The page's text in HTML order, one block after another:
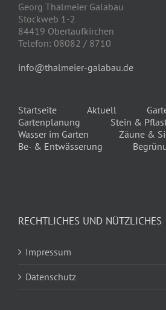
Georg Thalmeier Galabau
Stockweb 1-2
84419 Obertaufkirchen
Telefon: 08082 / 8710
info@thalmeier-galabau.de
Startseite Aktuell
Gartenplanung
Stein &
Wasser im Garten
Zäune &
Be- & Entwässerung
RECHTLICHES UND NÜTZLICHES
Impressum
Datenschutz